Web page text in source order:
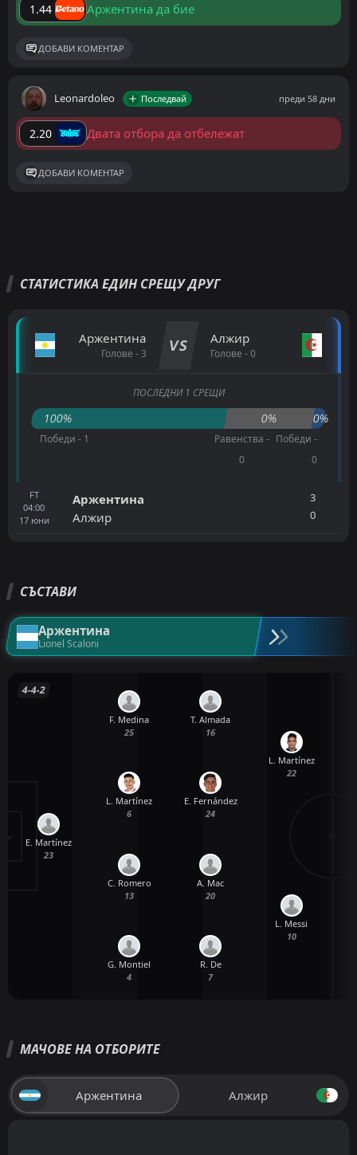
1.44 Аржентина да бие
ДОБАВИ КОМЕНТАР
Leonardoleo Последвай преди 58 дни
2.20 Двата отбора да отбележат
ДОБАВИ КОМЕНТАР
СТАТИСТИКА ЕДИН СРЕЩУ ДРУГ
Аржентина
Голове - 3 VS Алжир
Голове - 0
ПОСЛЕДНИ 1 СРЕЩИ
100% 0% 0%
Победи - 1
Равенства -
0
Победи -
0
FT
04:00
17 юни
Аржентина
Алжир
3
0
СЪСТАВИ
Аржентина
Lionel Scaloni
4-4-2
E. Martínez
23
G. Montiel
4
C. Romero
13
L. Martínez
6
F. Medina
25
R. De
7
A. Mac
20
E. Fernández
24
T. Almada
16
L. Messi
10
L. Martínez
22
МАЧОВЕ НА ОТБОРИТЕ
Аржентина Алжир